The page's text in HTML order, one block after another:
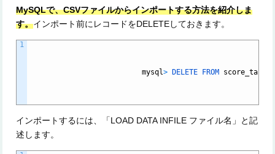
MySQLで、CSVファイルからインポートする方法を紹介しま
す。インポート前にレコードをDELETEしておきます。
1
mysql> DELETE FROM score_table
インポートするには、「LOAD DATA INFILE ファイル名」と記
述します。